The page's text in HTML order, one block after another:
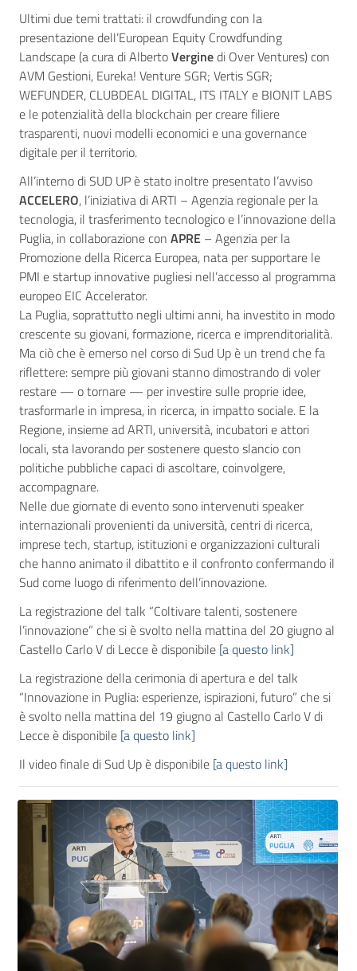
Ultimi due temi trattati: il crowdfunding con la
presentazione dell’European Equity Crowdfunding
Landscape (a cura di AlbertoVerginedi Over Ventures) con
AVM Gestioni, Eureka! Venture SGR; Vertis SGR;
WEFUNDER, CLUBDEAL DIGITAL, ITS ITALY e BIONIT LABS
e le potenzialità della blockchain per creare filiere
trasparenti, nuovi modelli economici e una governance
digitale per il territorio.
All’interno di SUD UP è stato inoltre presentato l’avviso
ACCELERO, l’iniziativa di ARTI – Agenzia regionale per la
tecnologia, il trasferimento tecnologico e l’innovazione della
Puglia, in collaborazione con APRE – Agenzia per la
Promozione della Ricerca Europea, nata per supportare le
PMI e startup innovative pugliesi nell’accesso al programma
europeo EIC Accelerator.
La Puglia, soprattutto negli ultimi anni, ha investito in modo
crescente su giovani, formazione, ricerca e imprenditorialità.
Ma ciò che è emerso nel corso di Sud Up è un trend che fa
riflettere: sempre più giovani stanno dimostrando di voler
restare — o tornare — per investire sulle proprie idee,
trasformarle in impresa, in ricerca, in impatto sociale. E la
Regione, insieme ad ARTI, università, incubatori e attori
locali, sta lavorando per sostenere questo slancio con
politiche pubbliche capaci di ascoltare, coinvolgere,
accompagnare.
Nelle due giornate di evento sono intervenuti speaker
internazionali provenienti da università, centri di ricerca,
imprese tech, startup, istituzioni e organizzazioni culturali
che hanno animato il dibattito e il confronto confermando il
Sud come luogo di riferimento dell’innovazione.
La registrazione del talk “Coltivare talenti, sostenere
l’innovazione” che si è svolto nella mattina del 20 giugno al
Castello Carlo V di Lecce è disponibile [a questo link]
La registrazione della cerimonia di apertura e del talk
“Innovazione in Puglia: esperienze, ispirazioni, futuro” che si
è svolto nella mattina del 19 giugno al Castello Carlo V di
Lecce è disponibile [a questo link]
Il video finale di Sud Up è disponibile [a questo link]